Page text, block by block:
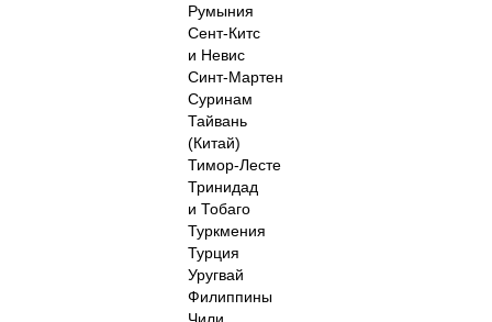
Румыния
Сент-Китс
и Невис
Синт-Мартен
Суринам
Тайвань
(Китай)
Тимор-Лесте
Тринидад
и Тобаго
Туркмения
Турция
Уругвай
Филиппины
Чили